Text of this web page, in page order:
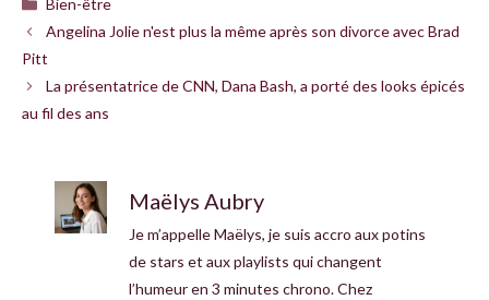
Bien-être
Angelina Jolie n'est plus la même après son divorce avec Brad
Pitt
La présentatrice de CNN, Dana Bash, a porté des looks épicés
au fil des ans
Maëlys Aubry
Je m’appelle Maëlys, je suis accro aux potins
de stars et aux playlists qui changent
l’humeur en 3 minutes chrono. Chez